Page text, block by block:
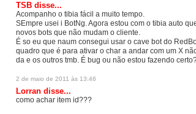
TSB disse...
Acompanho o tibia fácil a muito tempo.
SEmpre usei i BotNg. Agora estou com o tibia auto
novos bots que não mudam o cliente.
É so eu que naum consegui usar o cave bot do
quadro que é para ativar o char a andar com um X
da e os outros tmb. É bug ou não estou fazendo
2 de maio de 2011 às 13:46
Lorran disse...
como achar item id???